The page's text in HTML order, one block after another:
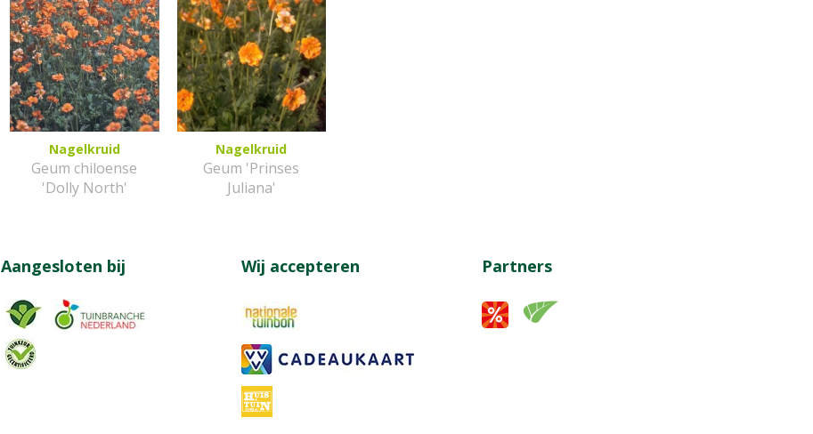
Nagelkruid
Geum chiloense
'Dolly North'
Nagelkruid
Geum 'Prinses
Juliana'
Aangesloten bij Wij accepteren Partners